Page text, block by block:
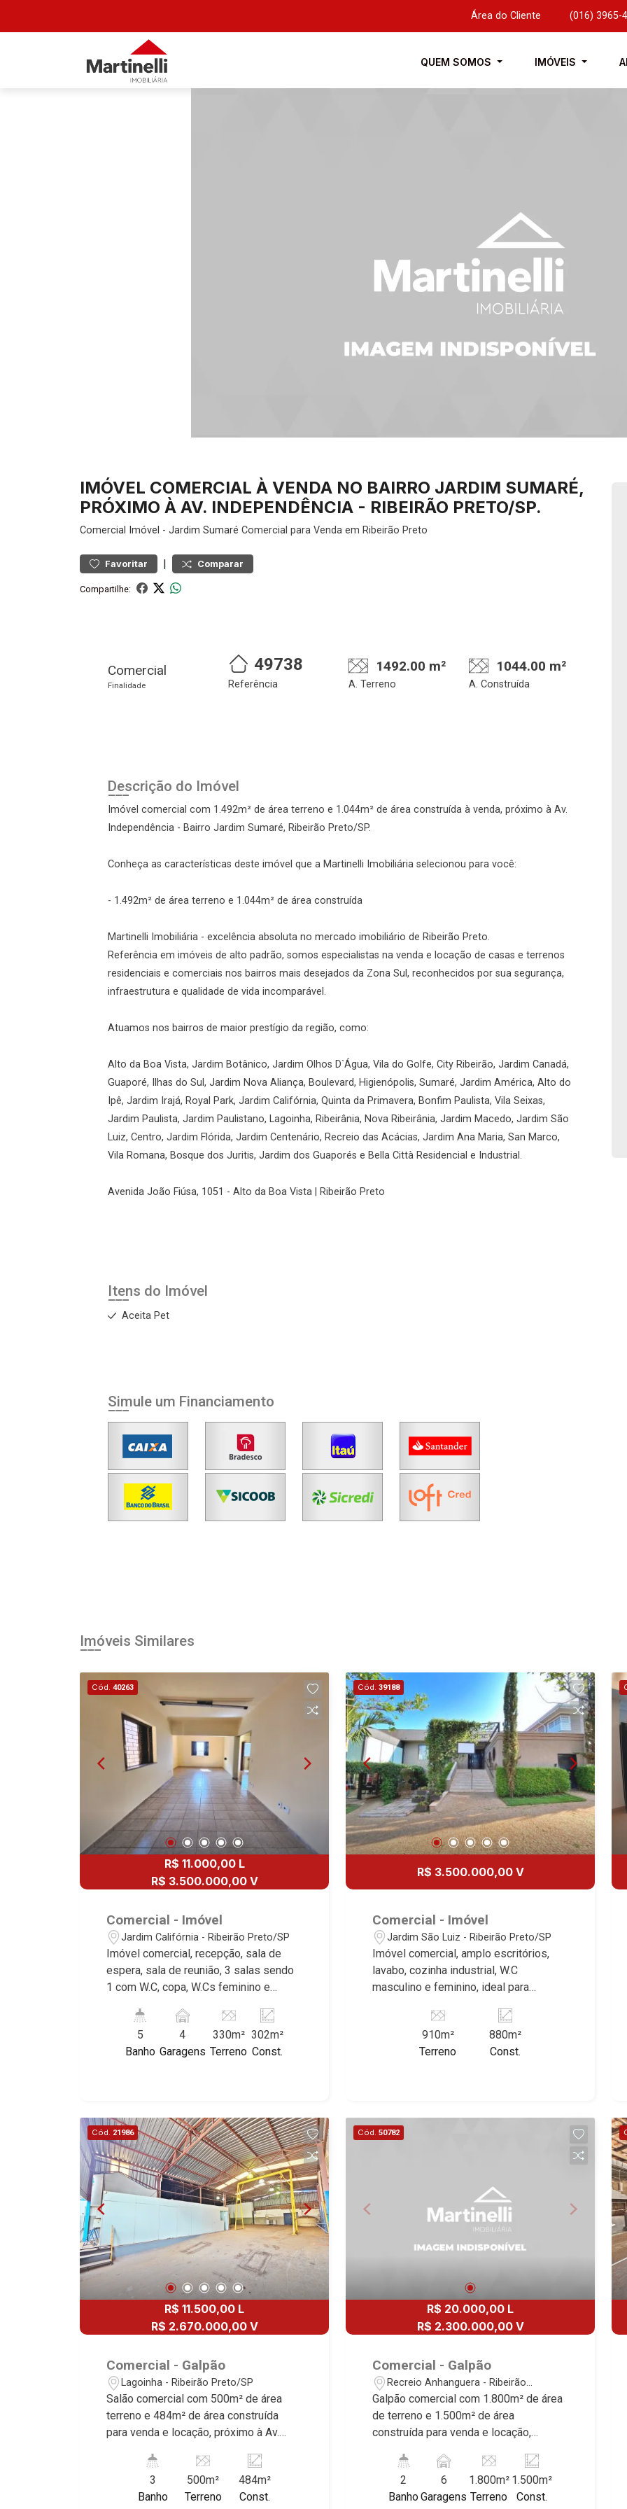
Área do Cliente (016) 3965-
QUEM SOMOS IMÓVEIS
IMÓVEL COMERCIAL À VENDA NO BAIRRO JARDIM SUMARÉ,
PRÓXIMO À AV. INDEPENDÊNCIA - RIBEIRÃO PRETO/SP.
Comercial Imóvel - Jardim Sumaré Comercial para Venda em Ribeirão Preto
Favoritar | Comparar
Compartilhe:
Comercial
Finalidade
49738
Referência
1492.00 m²
A. Terreno
1044.00 m²
A. Construída
Descrição do Imóvel
Imóvel comercial com 1.492m² de área terreno e 1.044m² de área construída à venda, próximo à Av.
Independência - Bairro Jardim Sumaré, Ribeirão Preto/SP.
Conheça as características deste imóvel que a Martinelli Imobiliária selecionou para você:
- 1.492m² de área terreno e 1.044m² de área construída
Martinelli Imobiliária - excelência absoluta no mercado imobiliário de Ribeirão Preto.
Referência em imóveis de alto padrão, somos especialistas na venda e locação de casas e terrenos
residenciais e comerciais nos bairros mais desejados da Zona Sul, reconhecidos por sua segurança,
infraestrutura e qualidade de vida incomparável.
Atuamos nos bairros de maior prestígio da região, como:
Alto da Boa Vista, Jardim Botânico, Jardim Olhos D`Água, Vila do Golfe, City Ribeirão, Jardim Canadá,
Guaporé, Ilhas do Sul, Jardim Nova Aliança, Boulevard, Higienópolis, Sumaré, Jardim América, Alto do
Ipê, Jardim Irajá, Royal Park, Jardim Califórnia, Quinta da Primavera, Bonfim Paulista, Vila Seixas,
Jardim Paulista, Jardim Paulistano, Lagoinha, Ribeirânia, Nova Ribeirânia, Jardim Macedo, Jardim São
Luiz, Centro, Jardim Flórida, Jardim Centenário, Recreio das Acácias, Jardim Ana Maria, San Marco,
Vila Romana, Bosque dos Juritis, Jardim dos Guaporés e Bella Città Residencial e Industrial.
Avenida João Fiúsa, 1051 - Alto da Boa Vista | Ribeirão Preto
Itens do Imóvel
Aceita Pet
Simule um Financiamento
08h00
Login
Esqueci minha senha
Cadastre-se
Imóveis Similares
Cód. 40263
R$ 11.000,00 L
R$ 3.500.000,00 V
Comercial - Imóvel
Jardim Califórnia - Ribeirão Preto/SP
Imóvel comercial, recepção, sala de
espera, sala de reunião, 3 salas sendo
1 com W.C, copa, W.Cs feminino e
iluminação, portão, 2 depósitos, 4
vagas recuadas, excelente localização,
próximo Av. Prof. João Fiúsa.
5
Banho
4
Garagens
330m²
Terreno
302m²
Const.
Cód. 39188
R$ 3.500.000,00 V
Comercial - Imóvel
Jardim São Luiz - Ribeirão Preto/SP
Imóvel comercial, amplo escritórios,
lavabo, cozinha industrial, W.C
masculino e feminino, ideal para
recuadas excelente localização,
próximo à Av. Presidente Vargas.
910m²
Terreno
880m²
Const.
Cód. 21986
R$ 11.500,00 L
R$ 2.670.000,00 V
Comercial - Galpão
Lagoinha - Ribeirão Preto/SP
Salão comercial com 500m² de área
terreno e 484m² de área construída
para venda e locação, próximo à Av.
Ribeirão Preto/SP. Conheça as
características deste imóvel que a
Martinelli Imobiliária selecionou para
3
Banho
500m²
Terreno
484m²
Const.
Cód. 50782
R$ 20.000,00 L
R$ 2.300.000,00 V
Comercial - Galpão
Recreio Anhanguera - Ribeirão
Preto/SP
Galpão comercial com 1.800m² de área
de terreno e 1.500m² de área
construída para venda e locação,
Recreio Anhanguera, Ribeirão Preto/SP.
Conheça as características deste
imóvel que a Martinelli Imobiliária
2
Banho
6
Garagens
1.800m²
Terreno
1.500m²
Const.